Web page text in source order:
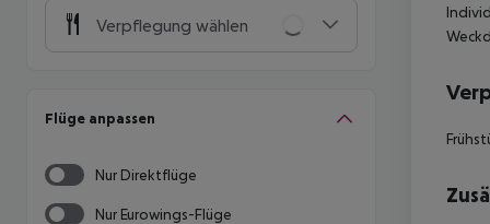
Verpflegung wählen
Flüge anpassen
Nur Direktflüge
Nur Eurowings-Flüge